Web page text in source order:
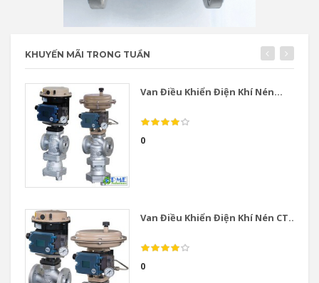
KHUYẾN MÃI TRONG TUẦN
Van Điều Khiển Điện Khí Nén...
0
Van Điều Khiển Điện Khí Nén CT...
0